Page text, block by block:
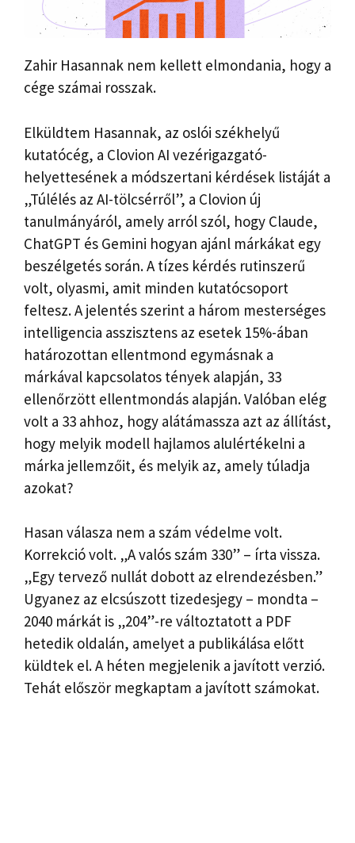
Zahir Hasannak nem kellett elmondania, hogy a
cége számai rosszak.
Elküldtem Hasannak, az oslói székhelyű
kutatócég, a Clovion AI vezérigazgató-
helyettesének a módszertani kérdések listáját a
„Túlélés az AI-tölcsérről”, a Clovion új
tanulmányáról, amely arról szól, hogy Claude,
ChatGPT és Gemini hogyan ajánl márkákat egy
beszélgetés során. A tízes kérdés rutinszerű
volt, olyasmi, amit minden kutatócsoport
feltesz. A jelentés szerint a három mesterséges
intelligencia asszisztens az esetek 15%-ában
határozottan ellentmond egymásnak a
márkával kapcsolatos tények alapján, 33
ellenőrzött ellentmondás alapján. Valóban elég
volt a 33 ahhoz, hogy alátámassza azt az állítást,
hogy melyik modell hajlamos alulértékelni a
márka jellemzőit, és melyik az, amely túladja
azokat?
Hasan válasza nem a szám védelme volt.
Korrekció volt. „A valós szám 330” – írta vissza.
„Egy tervező nullát dobott az elrendezésben.”
Ugyanez az elcsúszott tizedesjegy – mondta –
2040 márkát is „204”-re változtatott a PDF
hetedik oldalán, amelyet a publikálása előtt
küldtek el. A héten megjelenik a javított verzió.
Tehát először megkaptam a javított számokat.